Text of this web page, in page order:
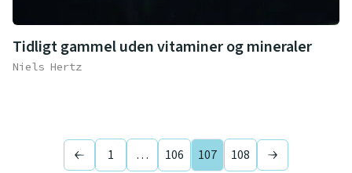
Tidligt gammel uden vitaminer og mineraler
Niels Hertz
Previous page
1 … 106 107 108 Next page